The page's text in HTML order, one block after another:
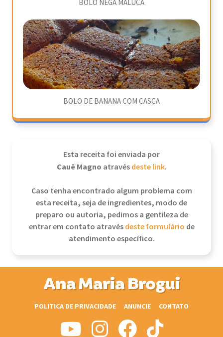
BOLO NEGA MALUCA
BOLO DE BANANA COM CASCA
Esta receita foi enviada por
Cauê Magno atravésdeste link.
Caso tenha encontrado algum problema com
esta receita, seja de ingredientes, modo de
preparo ou autoria, pedimos a gentileza de
entrar em contato atravésdeste formulário de
atendimento específico.
Ana Maria Brogui
POLITICA DE PRIVACIDADE ANUNCIE CONTATO